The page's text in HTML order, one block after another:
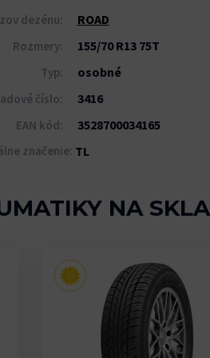
dezénu: ROAD
Rozmery: 155/70 R13 75T
Typ: osobné
číslo: 3416
EAN kód: 3528700034165
značenie: TL
NA